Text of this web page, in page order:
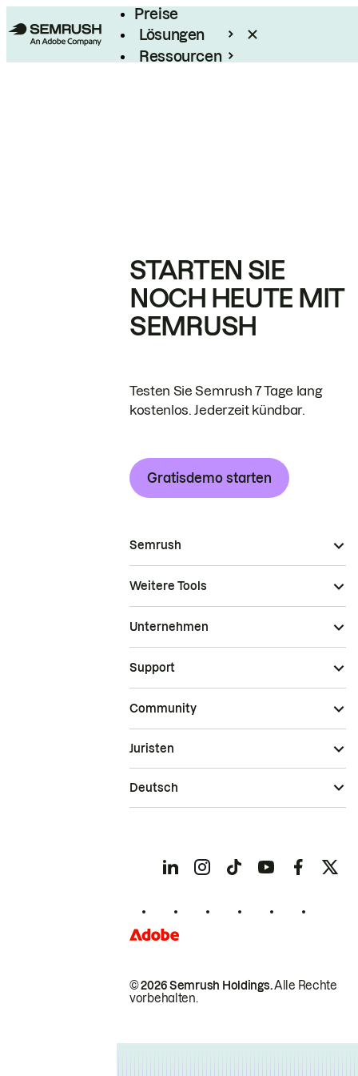
Preise
Lösungen
Ressourcen
STARTEN SIE
NOCH HEUTE MIT
SEMRUSH
Testen Sie Semrush 7 Tage lang
kostenlos. Jederzeit kündbar.
Gratisdemo starten
Semrush
Weitere Tools
Unternehmen
Support
Community
© 2026 Semrush Holdings.Alle Rechte
vorbehalten.
Juristen
Deutsch